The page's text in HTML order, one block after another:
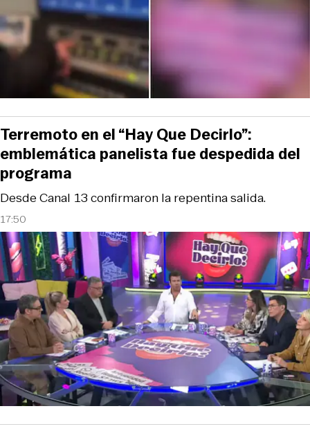
17:50
Desde Canal 13 confirmaron la repentina salida.
Terremoto en el “Hay Que Decirlo”:
emblemática panelista fue despedida del
programa